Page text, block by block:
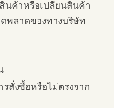
นค้าหรือเปลี่ยนสินค้า
พลาดของทางบริษัท
สั่งซื้อหรือไม่ตรงจาก